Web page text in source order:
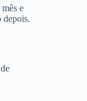
e
depois.